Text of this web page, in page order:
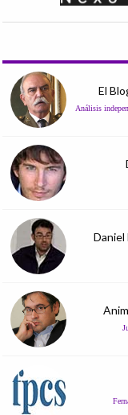
El
Análisis
Daniel